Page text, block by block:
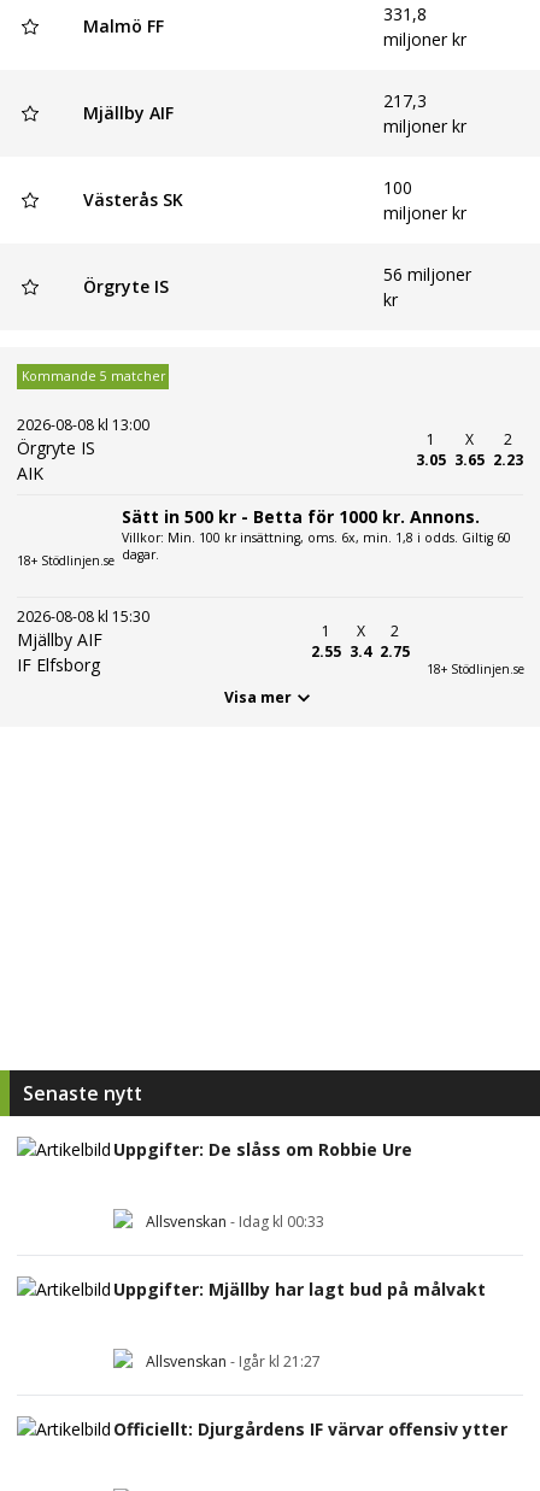
Malmö FF
331,8
miljoner kr
Mjällby AIF
217,3
miljoner kr
Västerås SK
100
miljoner kr
Örgryte IS
56 miljoner
kr
Kommande 5 matcher
2026-08-08 kl 13:00
Örgryte IS
AIK
1
3.05
X
3.65
2
2.23
18+ Stödlinjen.se
Sätt in 500 kr - Betta för 1000 kr. Annons.
Villkor: Min. 100 kr insättning, oms. 6x, min. 1,8 i odds. Giltig 60
dagar.
2026-08-08 kl 15:30
Mjällby AIF
IF Elfsborg
1
2.55
X
3.4
2
2.75
18+ Stödlinjen.se
Visa mer
Senaste nytt
Uppgifter: De slåss om Robbie Ure
Allsvenskan - Idag kl 00:33
Uppgifter: Mjällby har lagt bud på målvakt
Allsvenskan - Igår kl 21:27
Officiellt: Djurgårdens IF värvar offensiv ytter